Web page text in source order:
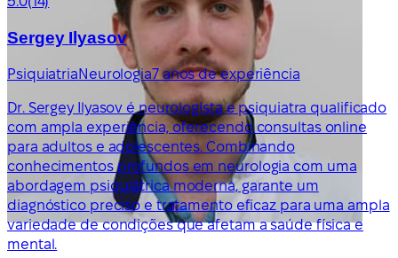
Sergey Ilyasov
PsiquiatriaNeurologia7 anos de experiência
Dr. Sergey Ilyasov é neurologista e psiquiatra qualificado
com ampla experiência, oferecendo consultas online
para adultos e adolescentes. Combinando
conhecimentos profundos em neurologia com uma
abordagem psiquiátrica moderna, garante um
diagnóstico preciso e tratamento eficaz para uma ampla
variedade de condições que afetam a saúde física e
mental.